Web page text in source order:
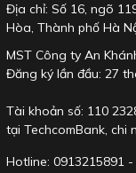
Địa chỉ: Số 16, ngõ
Hòa, Thành phố Hà
MST Công ty An
Đăng ký lần đầu: 27
Tài khoản số: 110
tại TechcomBank, chi
Hotline: 0913215891